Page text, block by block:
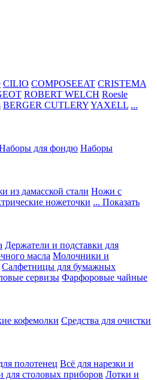
CILIO COMPOSEEAT CRISTEMA
ROBERT WELCH Roesle
BERGER CUTLERYYAXELL ...
для фондю Наборы
из дамасской стали Ножи с
ножеточки ... Показать
Держатели и подставки для
масла Молочники и
Салфетницы для бумажных
сервизы Фарфоровые чайные
кофемолки Средства для очистки
полотенец Всё для нарезки и
для столовых приборов Лотки и